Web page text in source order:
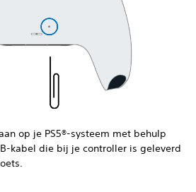
op je PS5®-systeem met behulp
kabel die bij je controller is geleverd